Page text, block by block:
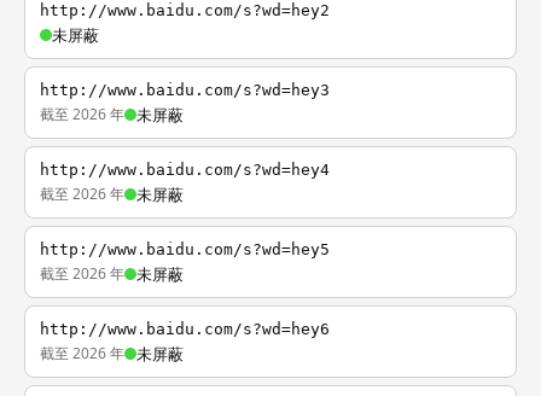
http://www.baidu.com/s?wd=hey2
未屏蔽
http://www.baidu.com/s?wd=hey3
截至 2026 年 未屏蔽
http://www.baidu.com/s?wd=hey4
截至 2026 年 未屏蔽
http://www.baidu.com/s?wd=hey5
截至 2026 年 未屏蔽
http://www.baidu.com/s?wd=hey6
截至 2026 年 未屏蔽